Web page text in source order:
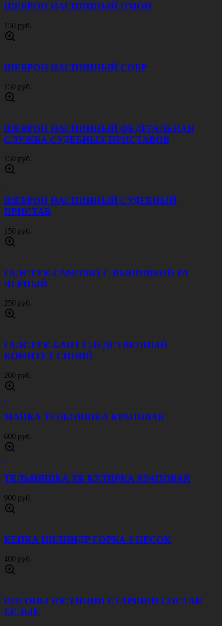
ШЕВРОН НАСПИННЫЙ ОМОН
150 руб.
ШЕВРОН НАСПИННЫЙ СОБР
150 руб.
ШЕВРОН НАСПИННЫЙ ФЕДЕРАЛЬНАЯ
СЛУЖБА СУДЕБНЫХ ПРИСТАВОВ
150 руб.
ШЕВРОН НАСПИННЫЙ СУДЕБНЫЙ
ПРИСТАВ
150 руб.
ГАЛСТУК-САМОВЯЗ С ВЫШИВКОЙ РА
ЧЕРНЫЙ
250 руб.
ГАЛСТУК-БАНТ СЛЕДСТВЕННЫЙ
КОМИТЕТ СИНИЙ
200 руб.
МАЙКА ТЕЛЬНЯШКА КРАПОВАЯ
600 руб.
ТЕЛЬНЯШКА ХБ КУЛИРКА КРАПОВАЯ
900 руб.
КЕПКА ЦИЛИНДР ГОРКА 3 ПЕСОК
400 руб.
ПОГОНЫ ЮСТИЦИИ СТАРШИЙ СОСТАВ
БЕЛЫЕ